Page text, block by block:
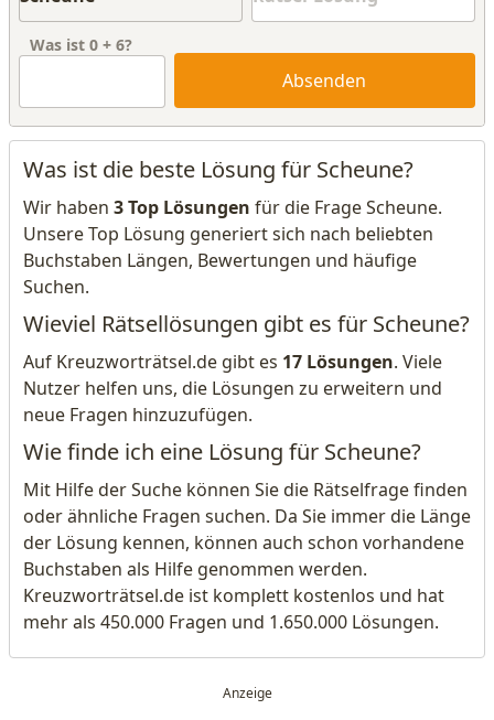
Was ist 0 + 6?
Absenden
Was ist die beste Lösung für Scheune?
Wir haben 3 Top Lösungen für die Frage Scheune.
Unsere Top Lösung generiert sich nach beliebten
Buchstaben Längen, Bewertungen und häufige
Suchen.
Wieviel Rätsellösungen gibt es für Scheune?
Auf Kreuzworträtsel.de gibt es 17 Lösungen. Viele
Nutzer helfen uns, die Lösungen zu erweitern und
neue Fragen hinzuzufügen.
Wie finde ich eine Lösung für Scheune?
Mit Hilfe der Suche können Sie die Rätselfrage finden
oder ähnliche Fragen suchen. Da Sie immer die Länge
der Lösung kennen, können auch schon vorhandene
Buchstaben als Hilfe genommen werden.
Kreuzworträtsel.de ist komplett kostenlos und hat
mehr als 450.000 Fragen und 1.650.000 Lösungen.